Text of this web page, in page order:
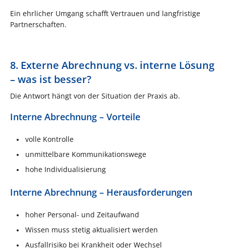
Ein ehrlicher Umgang schafft Vertrauen und langfristige
Partnerschaften.
8. Externe Abrechnung vs. interne Lösung
– was ist besser?
Die Antwort hängt von der Situation der Praxis ab.
Interne Abrechnung – Vorteile
volle Kontrolle
unmittelbare Kommunikationswege
hohe Individualisierung
Interne Abrechnung – Herausforderungen
hoher Personal- und Zeitaufwand
Wissen muss stetig aktualisiert werden
Ausfallrisiko bei Krankheit oder Wechsel